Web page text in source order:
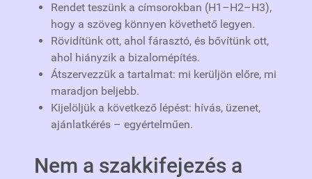
Rendet teszünk a címsorokban (H1–H2–H3),
hogy a szöveg könnyen követhető legyen.
Rövidítünk ott, ahol fárasztó, és bővítünk ott,
ahol hiányzik a bizalomépítés.
Átszervezzük a tartalmat: mi kerüljön előre, mi
maradjon beljebb.
Kijelöljük a következő lépést: hívás, üzenet,
ajánlatkérés – egyértelműen.
Nem a szakkifejezés a